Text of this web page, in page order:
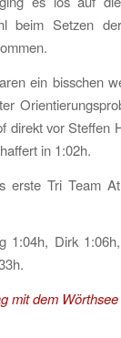
beim Setzen
ein bisschen
direkt vor Steffen
in 1:02h.
erste Tri Team
1:04h, Dirk
mit dem